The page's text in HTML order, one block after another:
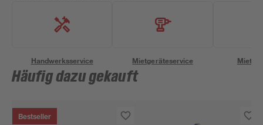
Handwerksservice Mietgeräteservice
Häufig dazu gekauft
Bestseller